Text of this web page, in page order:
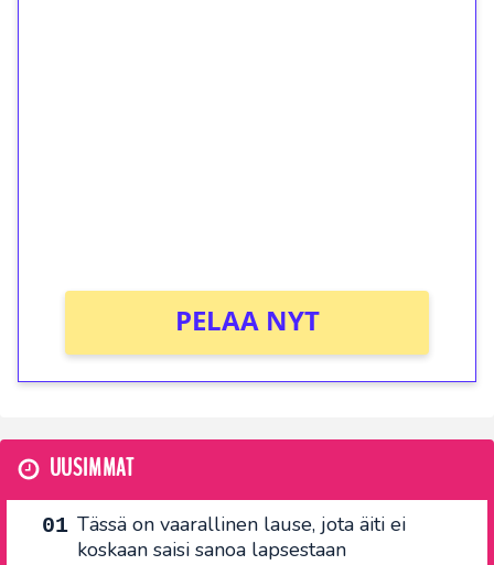
PELAA NYT
UUSIMMAT
Tässä on vaarallinen lause, jota äiti ei
koskaan saisi sanoa lapsestaan